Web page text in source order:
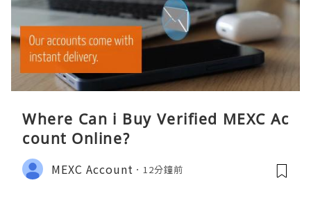
Where Can i Buy Verified MEXC Ac
count Online?
MEXC Account 12分鐘前